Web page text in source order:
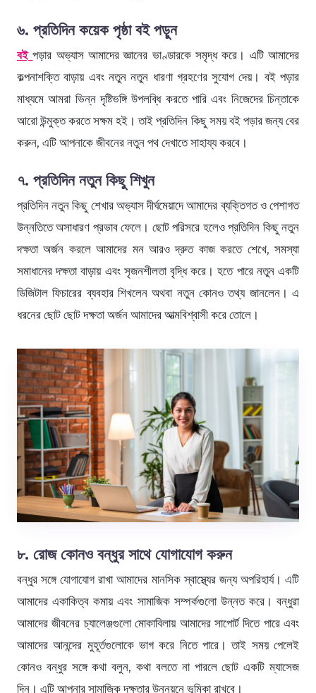
৬. প্রতিদিন কয়েক পৃষ্ঠা বই পড়ুন
বই পড়ার অভ্যাস আমাদের জ্ঞানের ভাণ্ডারকে সমৃদ্ধ করে। এটি আমাদের
কল্পনাশক্তি বাড়ায় এবং নতুন নতুন ধারণা গ্রহণের সুযোগ দেয়। বই পড়ার
মাধ্যমে আমরা ভিন্ন দৃষ্টিভঙ্গি উপলব্ধি করতে পারি এবং নিজেদের চিন্তাকে
আরো উন্মুক্ত করতে সক্ষম হই। তাই প্রতিদিন কিছু সময় বই পড়ার জন্য বের
করুন, এটি আপনাকে জীবনের নতুন পথ দেখাতে সাহায্য করবে।
৭. প্রতিদিন নতুন কিছু শিখুন
প্রতিদিন নতুন কিছু শেখার অভ্যাস দীর্ঘমেয়াদে আমাদের ব্যক্তিগত ও পেশাগত
উন্নতিতে অসাধারণ প্রভাব ফেলে। ছোট পরিসরে হলেও প্রতিদিন কিছু নতুন
দক্ষতা অর্জন করলে আমাদের মন আরও দ্রুত কাজ করতে শেখে, সমস্যা
সমাধানের দক্ষতা বাড়ায় এবং সৃজনশীলতা বৃদ্ধি করে। হতে পারে নতুন একটি
ডিজিটাল ফিচারের ব্যবহার শিখলেন অথবা নতুন কোনও তথ্য জানলেন। এ
ধরনের ছোট ছোট দক্ষতা অর্জন আমাদের আত্মবিশ্বাসী করে তোলে।
৮. রোজ কোনও বন্ধুর সাথে যোগাযোগ করুন
বন্ধুর সঙ্গে যোগাযোগ রাখা আমাদের মানসিক স্বাস্থ্যের জন্য অপরিহার্য। এটি
আমাদের একাকিত্ব কমায় এবং সামাজিক সম্পর্কগুলো উন্নত করে। বন্ধুরা
আমাদের জীবনের চ্যালেঞ্জগুলো মোকাবিলায় আমাদের সাপোর্ট দিতে পারে এবং
আমাদের আনন্দের মুহূর্তগুলোকে ভাগ করে নিতে পারে। তাই সময় পেলেই
কোনও বন্ধুর সঙ্গে কথা বলুন, কথা বলতে না পারলে ছোট একটি ম্যাসেজ
দিন। এটি আপনার সামাজিক দক্ষতার উন্নয়নে ভূমিকা রাখবে।